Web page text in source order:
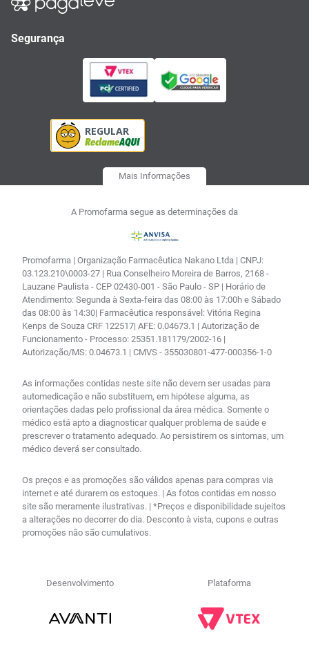
Segurança
Mais Informações
A Promofarma segue as determinações da
Promofarma | Organização Farmacêutica Nakano Ltda | CNPJ:
03.123.210\0003-27 | Rua Conselheiro Moreira de Barros, 2168 -
Lauzane Paulista - CEP 02430-001 - São Paulo - SP | Horário de
Atendimento: Segunda à Sexta-feira das 08:00 às 17:00h e Sábado
das 08:00 às 14:30| Farmacêutica responsável: Vitória Regina
Kenps de Souza CRF 122517| AFE: 0.04673.1 | Autorização de
Funcionamento - Processo: 25351.181179/2002-16 |
Autorização/MS: 0.04673.1 | CMVS - 355030801-477-000356-1-0
As informações contidas neste site não devem ser usadas para
automedicação e não substituem, em hipótese alguma, as
orientações dadas pelo profissional da área médica. Somente o
médico está apto a diagnosticar qualquer problema de saúde e
prescrever o tratamento adequado. Ao persistirem os sintomas, um
médico deverá ser consultado.
Os preços e as promoções são válidos apenas para compras via
internet e até durarem os estoques. | As fotos contidas em nosso
site são meramente ilustrativas. | *Preços e disponibilidade sujeitos
a alterações no decorrer do dia. Desconto à vista, cupons e outras
promoções não são cumulativos.
Desenvolvimento Plataforma